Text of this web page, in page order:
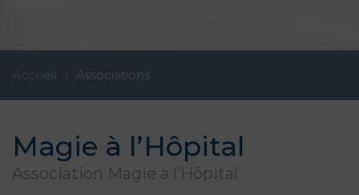
Associations
Magie à l’Hôpital
Association Magie à l’Hôpital